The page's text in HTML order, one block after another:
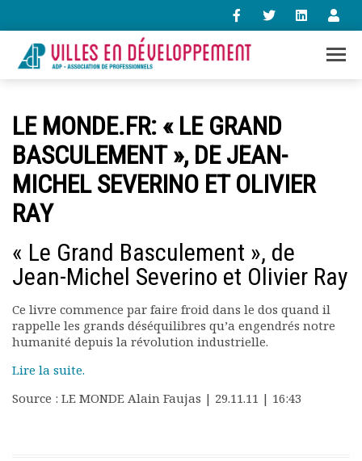
contact@villes-developpement.org
Accueil
L’association
Qui sommes-nous ?
Le bureau
Statuts de l’association
Calendrier des activités
Assemblées générales
Comptes rendus mensuels
Rapports moraux
Rapports financiers
LE MONDE.FR: « LE GRAND
BASCULEMENT », DE JEAN-
MICHEL SEVERINO ET OLIVIER
RAY
« Le Grand Basculement », de
Jean-Michel Severino et Olivier Ray
Ce livre commence par faire froid dans le dos quand il
rappelle les grands déséquilibres qu’a engendrés notre
humanité depuis la révolution industrielle.
Lire la suite.
Source : LE MONDE Alain Faujas | 29.11.11 | 16:43